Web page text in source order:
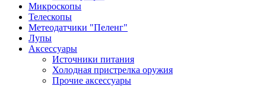
Микроскопы
Телескопы
Метеодатчики "Пеленг"
Лупы
Аксессуары
Источники питания
Холодная пристрелка оружия
Прочие аксессуары